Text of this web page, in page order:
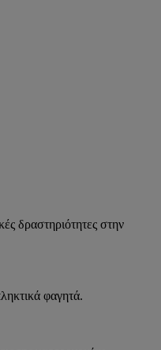
δραστηριότητες στην
φαγητά.